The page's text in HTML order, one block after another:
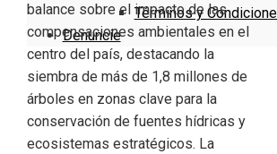
Términos y
Denuncie
balance sobre el impacto de las
compensaciones ambientales en el
centro del país, destacando la
siembra de más de 1,8 millones de
árboles en zonas clave para la
conservación de fuentes hídricas y
ecosistemas estratégicos. La